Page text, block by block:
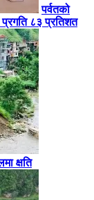
पर्वतको
प्रगति ८३ प्रतिशत
क्षति